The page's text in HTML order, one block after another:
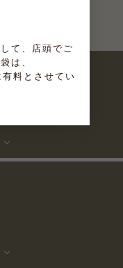
て、店頭でご
は、
料とさせてい